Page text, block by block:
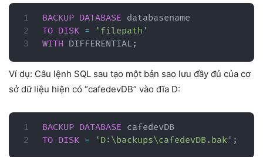
BACKUP DATABASE
TO DISK =
'filepath'
WITH DIFFERENTIAL ;
Ví dụ: Câu lệnh SQL sau tạo một bản sao lưu đầy đủ của cơ
sở dữ liệu hiện có “cafedevDB” vào đĩa D:
BACKUP DATABASE
TO DISK = 'D:\backups\cafedevDB.bak' ;